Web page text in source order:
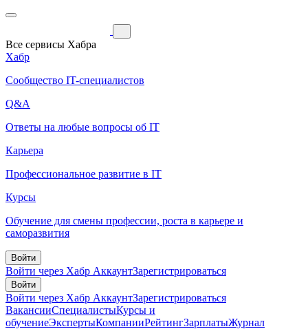
Все сервисы Хабра
Хабр
Сообщество IT-специалистов
Q&A
Ответы на любые вопросы об IT
Карьера
Профессиональное развитие в IT
Курсы
Обучение для смены профессии, роста в карьере и
саморазвития
Войти
Войти через Хабр АккаунтЗарегистрироваться
Войти
Войти через Хабр АккаунтЗарегистрироваться
ВакансииСпециалистыКурсы и
обучениеЭкспертыКомпанииРейтингЗарплатыЖурнал